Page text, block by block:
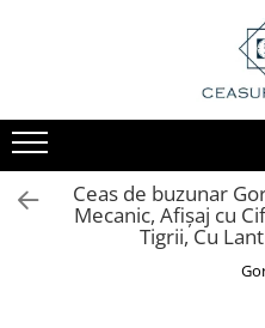
Ceas de buzunar
Mecanic, Afișaj cu
Tigrii, Cu